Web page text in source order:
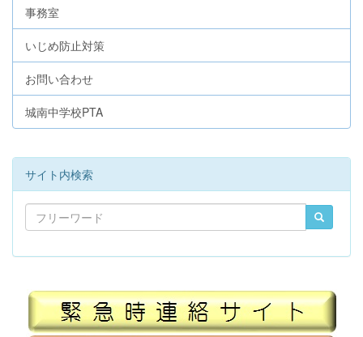
事務室
いじめ防止対策
お問い合わせ
城南中学校PTA
サイト内検索